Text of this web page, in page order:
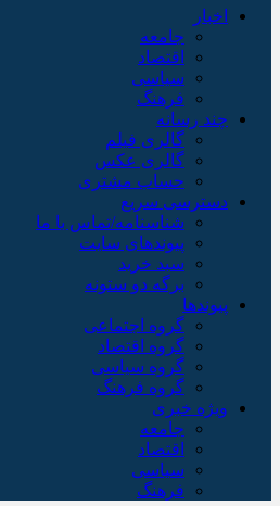
اخبار
جامعه
اقتصاد
سیاسی
فرهنگ
چند رسانه
گالری فیلم
گالری عکس
حساب مشتری
دسترسی سریع
شناسنامه/تماس با ما
پیوندهای سایت
سبد خريد
برگه دو ستونه
پیوندها
گروه اجتماعی
گروه اقتصاد
گروه سیاسی
گروه فرهنگ
ویژه خبری
جامعه
اقتصاد
سیاسی
فرهنگ